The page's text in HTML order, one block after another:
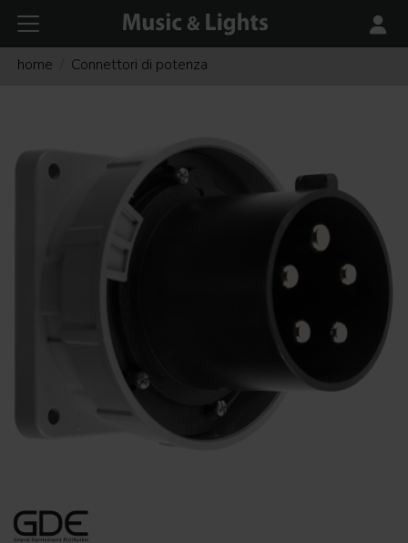
home Connettori di potenza